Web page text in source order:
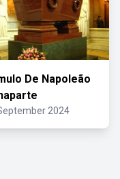
De Napoleão
2024